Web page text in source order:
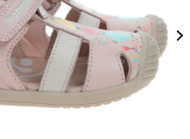
